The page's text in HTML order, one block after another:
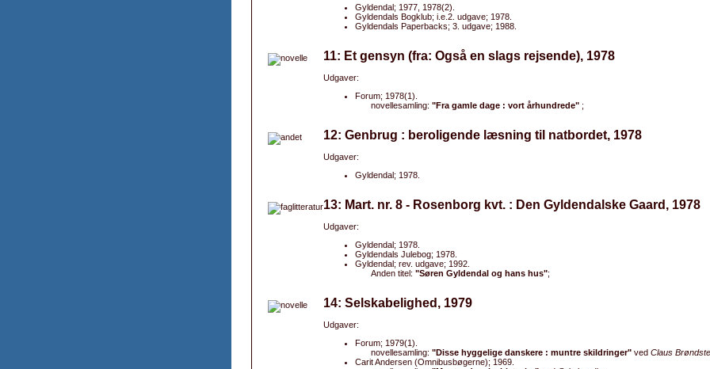
Gyldendal; 1977, 1978(2).
Gyldendals Bogklub; i.e.2. udgave; 1978.
Gyldendals Paperbacks; 3. udgave; 1988.
11: Et gensyn (fra: Også en slags rejsende), 1978
Udgaver:
Forum; 1978(1).
novellesamling: "Fra gamle dage : vort århundrede" ;
12: Genbrug : beroligende læsning til natbordet, 1978
Udgaver:
Gyldendal; 1978.
13: Mart. nr. 8 - Rosenborg kvt. : Den Gyldendalske Gaard, 1978
Udgaver:
Gyldendal; 1978.
Gyldendals Julebog; 1978.
Gyldendal; rev. udgave; 1992.
Anden titel: "Søren Gyldendal og hans hus";
14: Selskabelighed, 1979
Udgaver:
Forum; 1979(1).
novellesamling: "Disse hyggelige danskere : muntre skildringer" ved Claus
Carit Andersen (Omnibusbøgerne); 1969.